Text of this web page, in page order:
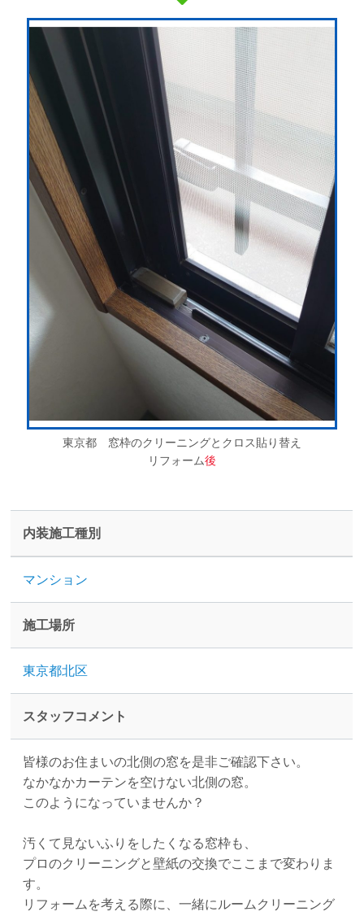
東京都 窓枠のクリーニングとクロス貼り替え
リフォーム後
内装施工種別
マンション
施工場所
東京都北区
スタッフコメント
皆様のお住まいの北側の窓を是非ご確認下さい。
なかなかカーテンを空けない北側の窓。
このようになっていませんか？
汚くて見ないふりをしたくなる窓枠も、
プロのクリーニングと壁紙の交換でここまで変わりま
す。
リフォームを考える際に、一緒にルームクリーニング